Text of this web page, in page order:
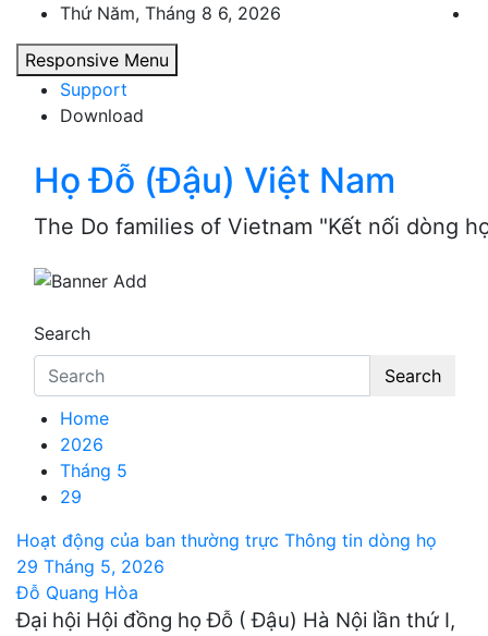
content
Thứ Năm, Tháng 8 6, 2026
Responsive Menu
Support
Download
Họ Đỗ (Đậu) Việt Nam
The Do families of Vietnam "Kết nối dòng
Search
Search
Home
2026
Tháng 5
29
Hoạt động của ban thường trực Thông tin dòng họ
29 Tháng 5, 2026
Đỗ Quang Hòa
Đại hội Hội đồng họ Đỗ ( Đậu) Hà Nội lần thứ I,